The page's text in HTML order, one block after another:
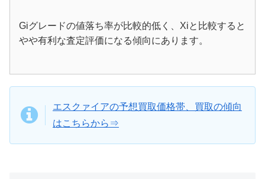
Giグレードの値落ち率が比較的低く、Xiと比較すると
やや有利な査定評価になる傾向にあります。
エスクァイアの予想買取価格帯、買取の傾向
はこちらから⇒